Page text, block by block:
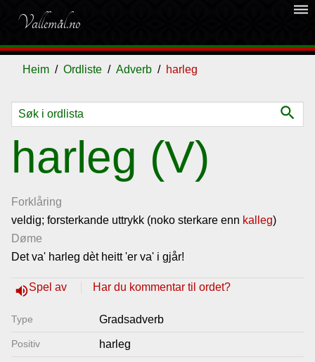
Vallemål.no
dehaze
Heim Ordliste Adverb harleg
search
harleg (V)
Forklåring
veldig; forsterkande uttrykk (noko sterkare enn kalleg)
Døme
Det va' harleg dèt heitt 'er va' i gjår!
volume_upSpel av Har du kommentar til ordet?
Type Gradsadverb
Positiv harleg
Ordliste
Om
vallemålet
Gjestebok
Nyhende
Lenkjer